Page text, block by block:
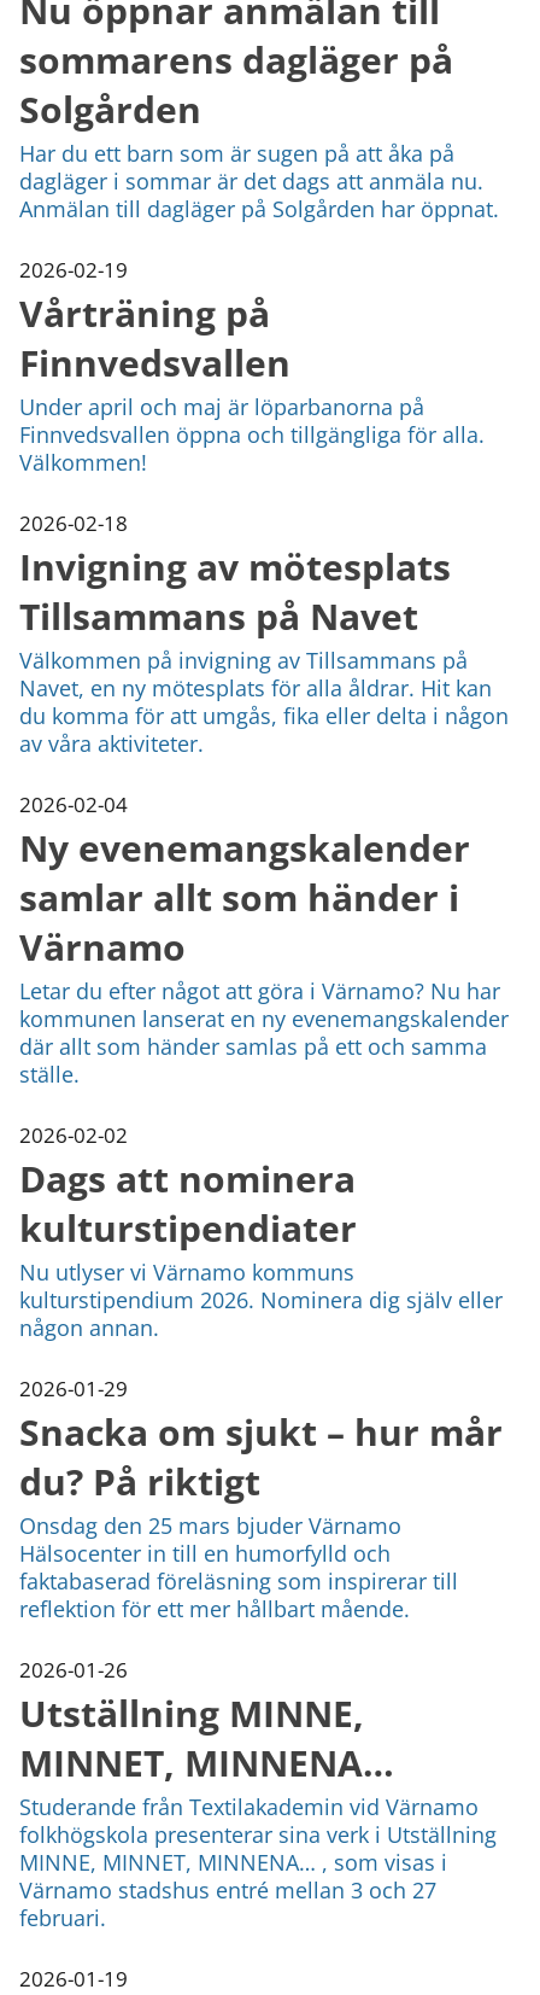
sommarens dagläger på
Solgården
Har du ett barn som är sugen på att åka på
dagläger i sommar är det dags att anmäla nu.
Anmälan till dagläger på Solgården har öppnat.
2026-02-19
Vårträning på
Finnvedsvallen
Under april och maj är löparbanorna på
Finnvedsvallen öppna och tillgängliga för alla.
Välkommen!
2026-02-18
Invigning av mötesplats
Tillsammans på Navet
Välkommen på invigning av Tillsammans på
Navet, en ny mötesplats för alla åldrar. Hit kan
du komma för att umgås, fika eller delta i någon
av våra aktiviteter.
2026-02-04
Ny evenemangskalender
samlar allt som händer i
Värnamo
Letar du efter något att göra i Värnamo? Nu har
kommunen lanserat en ny evenemangskalender
där allt som händer samlas på ett och samma
ställe.
2026-02-02
Dags att nominera
kulturstipendiater
Nu utlyser vi Värnamo kommuns
kulturstipendium 2026. Nominera dig själv eller
någon annan.
2026-01-29
Snacka om sjukt – hur mår
du? På riktigt
Onsdag den 25 mars bjuder Värnamo
Hälsocenter in till en humorfylld och
faktabaserad föreläsning som inspirerar till
reflektion för ett mer hållbart mående.
2026-01-26
Utställning MINNE,
MINNET, MINNENA…
Studerande från Textilakademin vid Värnamo
folkhögskola presenterar sina verk i Utställning
MINNE, MINNET, MINNENA… , som visas i
Värnamo stadshus entré mellan 3 och 27
februari.
2026-01-19